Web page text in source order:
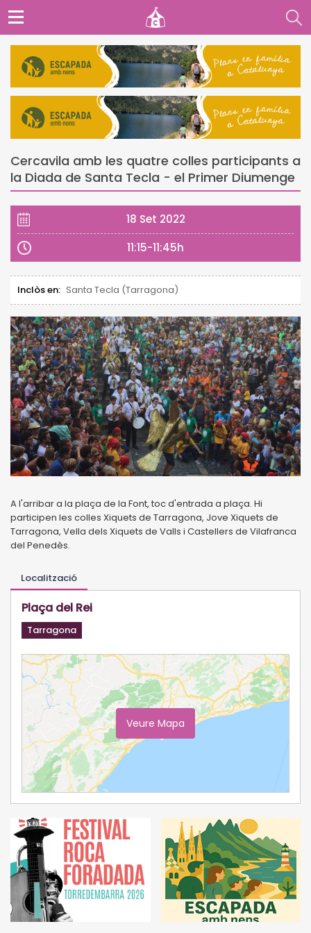
Cercavila amb les quatre colles participants a
la Diada de Santa Tecla - el Primer Diumenge
18 Set 2022
11:15-11:45h
Inclòs en: Santa Tecla (Tarragona)
A l'arribar a la plaça de la Font, toc d'entrada a plaça. Hi
participen les colles Xiquets de Tarragona, Jove Xiquets de
Tarragona, Vella dels Xiquets de Valls i Castellers de Vilafranca
del Penedès.
Localització
Plaça del Rei
Tarragona
Veure Mapa